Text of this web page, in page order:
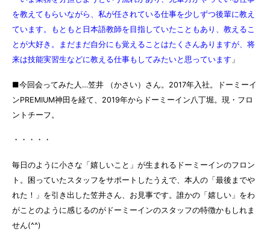
を教えてもらいながら、私が任されている仕事を少しずつ後輩に教え
ています。もともと日本語教師を目指していたこともあり、教えるこ
とが大好き。まだまだ自分にも覚えることはたくさんありますが、将
来は技能実習生などに教える仕事もしてみたいと思っています 」
■今回会ってみた人…笠井 （かさい）さん。2017年入社。ドーミーイ
ンPREMIUM神田を経て、2019年からドーミーイン八丁堀。現・フロ
ントチーフ。
・・・・・
毎日のように小さな「嬉しいこと」が生まれるドーミーインのフロン
ト。困っていたスタッフをサポートしたうえで、本人の「最後までや
れた！」を引き出した笠井さん、お見事です。誰かの「嬉しい」をわ
がことのように感じるのがドーミーインのスタッフの特徴かもしれま
せん(^^)